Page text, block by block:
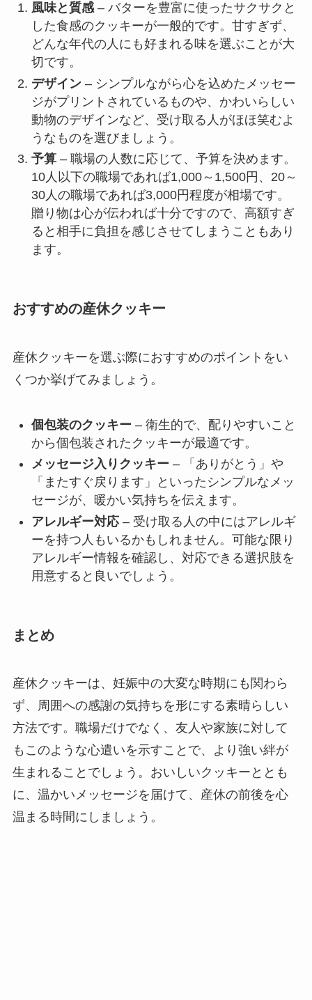
風味と質感– バターを豊富に使ったサクサクと
した食感のクッキーが一般的です。甘すぎず、
どんな年代の人にも好まれる味を選ぶことが大
切です。
デザイン– シンプルながら心を込めたメッセー
ジがプリントされているものや、かわいらしい
動物のデザインなど、受け取る人がほほ笑むよ
うなものを選びましょう。
予算– 職場の人数に応じて、予算を決めます。
10人以下の職場であれば1,000～1,500円、20～
30人の職場であれば3,000円程度が相場です。
贈り物は心が伝われば十分ですので、高額すぎ
ると相手に負担を感じさせてしまうこともあり
ます。
おすすめの産休クッキー
産休クッキーを選ぶ際におすすめのポイントをい
くつか挙げてみましょう。
個包装のクッキー – 衛生的で、配りやすいこと
から個包装されたクッキーが最適です。
メッセージ入りクッキー – 「ありがとう」や
「またすぐ戻ります」といったシンプルなメッ
セージが、暖かい気持ちを伝えます。
アレルギー対応– 受け取る人の中にはアレルギ
ーを持つ人もいるかもしれません。可能な限り
アレルギー情報を確認し、対応できる選択肢を
用意すると良いでしょう。
まとめ
産休クッキーは、妊娠中の大変な時期にも関わら
ず、周囲への感謝の気持ちを形にする素晴らしい
方法です。職場だけでなく、友人や家族に対して
もこのような心遣いを示すことで、より強い絆が
生まれることでしょう。おいしいクッキーととも
に、温かいメッセージを届けて、産休の前後を心
温まる時間にしましょう。